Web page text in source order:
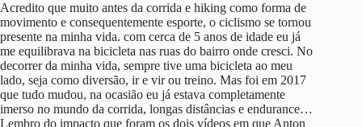
Acredito que muito antes da corrida e hiking como forma de
movimento e consequentemente esporte, o ciclismo se tornou
presente na minha vida. com cerca de 5 anos de idade eu já
me equilibrava na bicicleta nas ruas do bairro onde cresci. No
decorrer da minha vida, sempre tive uma bicicleta ao meu
lado, seja como diversão, ir e vir ou treino. Mas foi em 2017
que tudo mudou, na ocasião eu já estava completamente
imerso no mundo da corrida, longas distâncias e endurance…
Lembro do impacto que foram os dois vídeos em que Anton